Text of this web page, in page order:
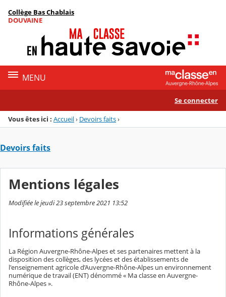
Menu de la rubrique
Contenu
Collège Bas Chablais
DOUVAINE
MENU
Se connecter
Vous êtes ici : Accueil› Devoirs faits›
Devoirs faits
Mentions légales
Modifiée le jeudi 23 septembre 2021 13:52
Informations générales
La Région Auvergne-Rhône-Alpes et ses partenaires mettent à la
disposition des collèges, des lycées et des établissements de
l'enseignement agricole d’Auvergne-Rhône-Alpes un environnement
numérique de travail (ENT) dénommé « Ma classe en Auvergne-
Rhône-Alpes ».